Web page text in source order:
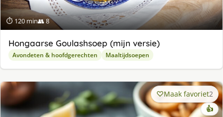
⏱ 120 min👥 8
Hongaarse Goulashsoep (mijn versie)
Avondeten & hoofdgerechten Maaltijdsoepen
Maak favoriet2
👍